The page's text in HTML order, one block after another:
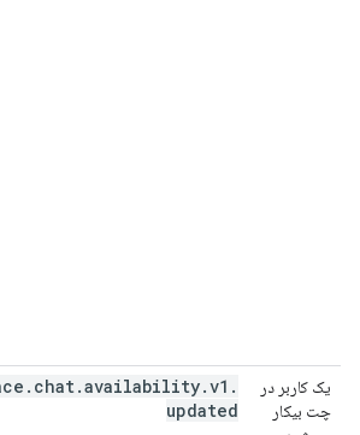
یک کاربر در
چت بیکار
. chat.availability.v1 .
updated